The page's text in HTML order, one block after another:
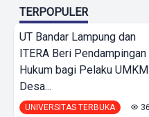
TERPOPULER
UT Bandar Lampung dan
ITERA Beri Pendampingan
Hukum bagi Pelaku UMKM
Desa...
UNIVERSITAS TERBUKA